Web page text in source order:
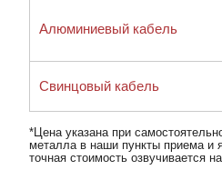
Алюминиевый кабель
Свинцовый кабель
*Цена указана при
металла в наши пункты приема и
точная стоимость озвучивается